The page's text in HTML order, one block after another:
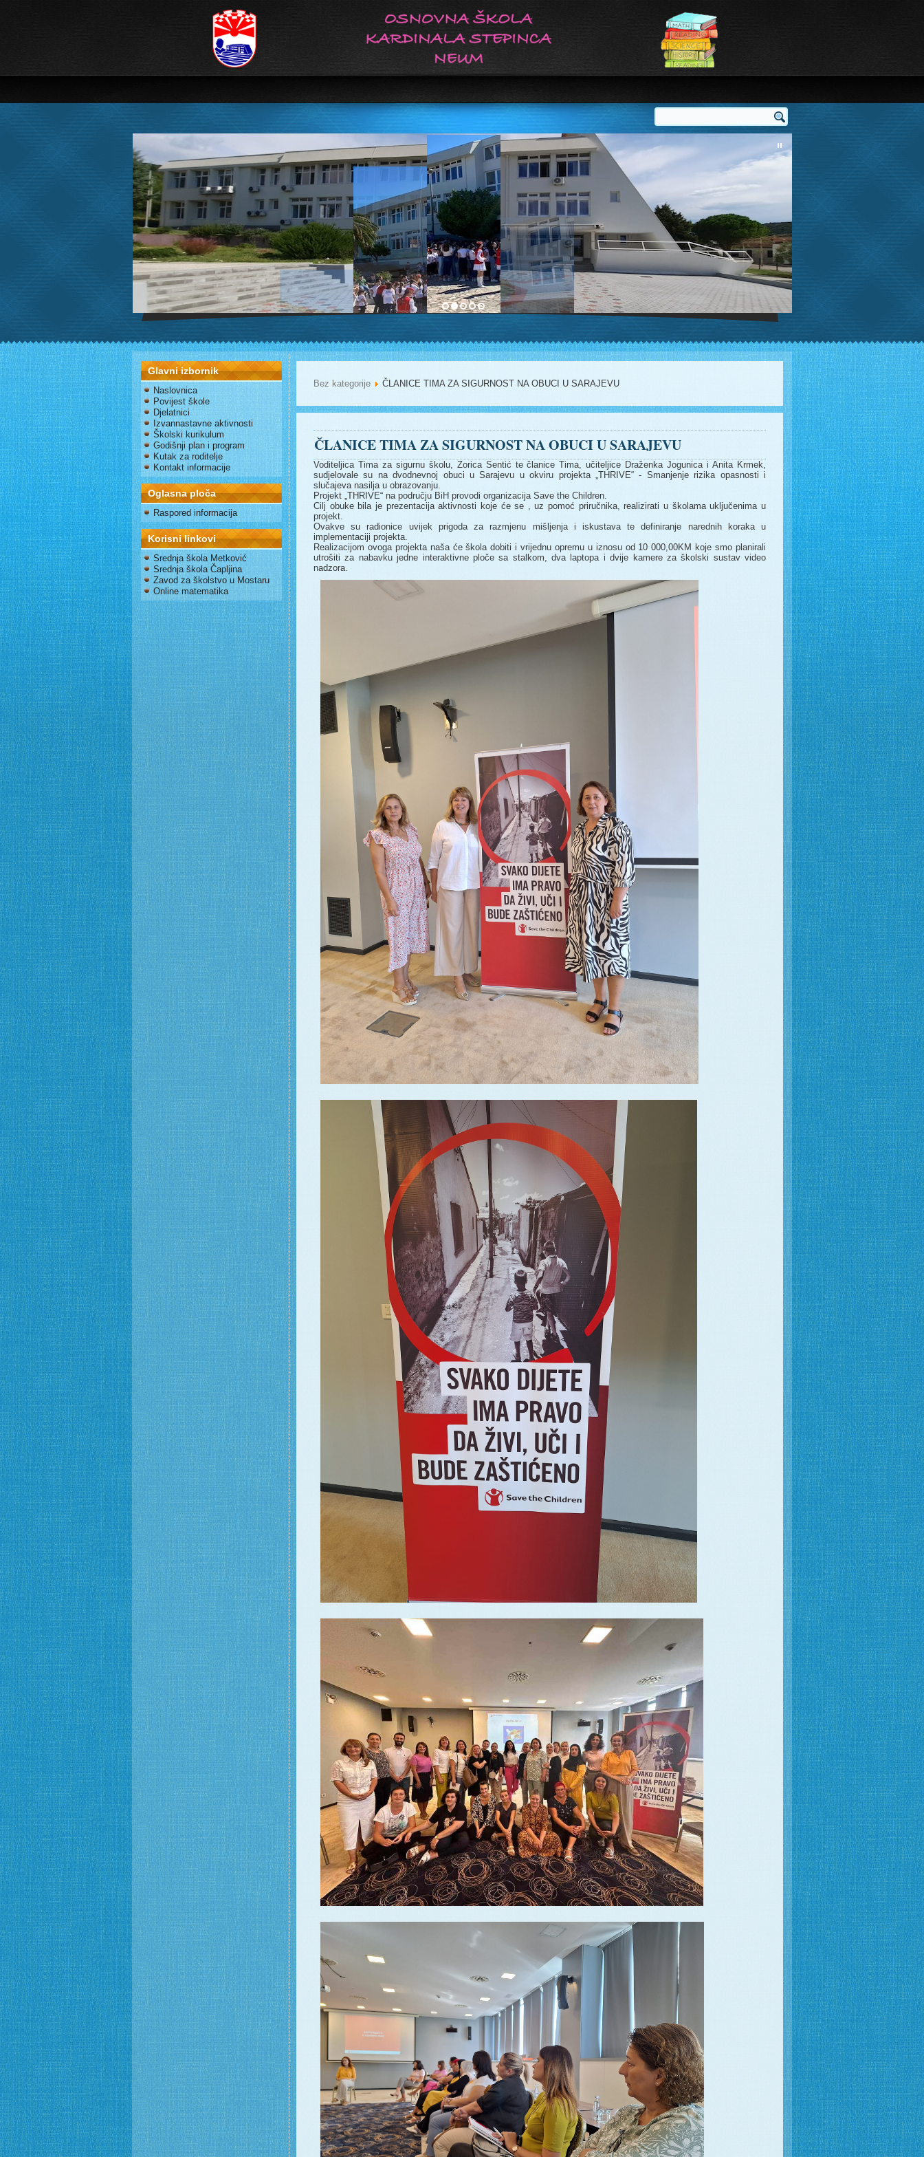
Glavni izbornik
Naslovnica
Povijest škole
Djelatnici
Izvannastavne aktivnosti
Školski kurikulum
Godišnji plan i program
Kutak za roditelje
Kontakt informacije
Oglasna ploča
Raspored informacija
Korisni linkovi
Srednja škola Metković
Srednja škola Čapljina
Zavod za školstvo u Mostaru
Online matematika
Bez kategorije ČLANICE TIMA ZA SIGURNOST NA OBUCI U SARAJEVU
ČLANICE TIMA ZA SIGURNOST NA OBUCI U SARAJEVU
Voditeljica Tima za sigurnu školu, Zorica Sentić te članice Tima, učiteljice Draženka Jogunica i Anita Krmek,
sudjelovale su na dvodnevnoj obuci u Sarajevu u okviru projekta „THRIVE“ - Smanjenje rizika opasnosti i
slučajeva nasilja u obrazovanju.
Projekt „THRIVE“ na području BiH provodi organizacija Save the Children.
Cilj obuke bila je prezentacija aktivnosti koje će se , uz pomoć priručnika, realizirati u školama uključenima u
projekt.
Ovakve su radionice uvijek prigoda za razmjenu mišljenja i iskustava te definiranje narednih koraka u
implementaciji projekta.
Realizacijom ovoga projekta naša će škola dobiti i vrijednu opremu u iznosu od 10 000,00KM koje smo planirali
utrošiti za nabavku jedne interaktivne ploče sa stalkom, dva laptopa i dvije kamere za školski sustav video
nadzora.